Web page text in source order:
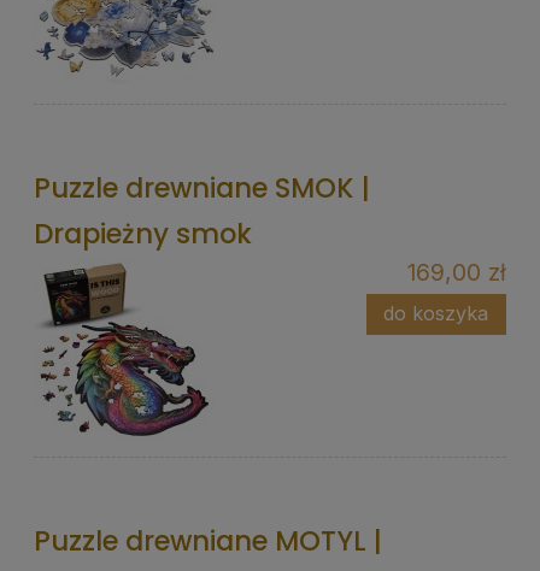
Puzzle drewniane SMOK |
Drapieżny smok
169,00 zł
do koszyka
Puzzle drewniane MOTYL |